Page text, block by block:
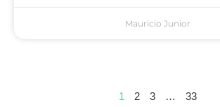
Mauricio Junior
1 2 3 … 33